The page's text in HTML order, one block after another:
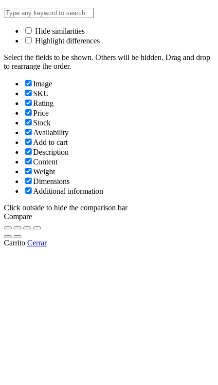
Hide similarities
Highlight differences
Select the fields to be shown. Others will be hidden. Drag and drop
to rearrange the order.
Image
SKU
Rating
Price
Stock
Availability
Add to cart
Description
Content
Weight
Dimensions
Additional information
Click outside to hide the comparison bar
Compare
Carrito Cerrar